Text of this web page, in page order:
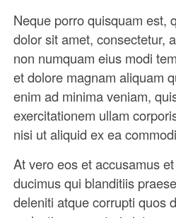
Neque porro quisquam est,
dolor sit amet, consectetur,
non numquam eius modi
et dolore magnam aliquam
enim ad minima veniam,
exercitationem ullam
nisi ut aliquid ex ea
At vero eos et accusamus
ducimus qui blanditiis
deleniti atque corrupti quos